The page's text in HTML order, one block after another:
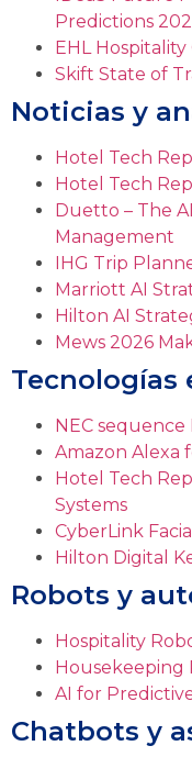
Predictions
EHL
Skift State of
Noticias y
Hotel Tech
Hotel Tech
Duetto – The
Management
IHG Trip
Marriott AI
Hilton AI
Mews 2026
Tecnologías
NEC
Amazon Alexa
Hotel Tech
Systems
CyberLink
Hilton Digital
Robots y
Hospitality
Housekeeping
AI for
Chatbots y